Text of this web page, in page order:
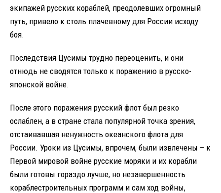
экипажей русских кораблей, преодолевших огромный
путь, привело к столь плачевному для России исходу
боя.
Последствия Цусимы трудно переоценить, и они
отнюдь не сводятся только к поражению в русско-
японской войне.
После этого поражения русский флот был резко
ослаблен, а в стране стала популярной точка зрения,
отстаивавшая ненужность океанского флота для
России. Уроки из Цусимы, впрочем, были извлечены – к
Первой мировой войне русские моряки и их корабли
были готовы гораздо лучше, но незавершенность
кораблестроительных программ и сам ход войны,